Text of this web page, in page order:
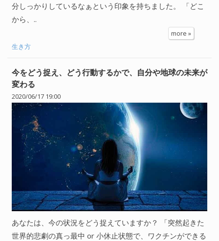
分しっかりしているなぁという印象を持ちました。 「どこ
から、..
more »
生き方
今をどう捉え、どう行動するかで、自分や地球の未来が
変わる
2020/06/17 19:00
あなたは、今の状況をどう捉えていますか？ 「突然起きた
世界的悲劇の真っ最中 or 小休止状態で、ワクチンができる